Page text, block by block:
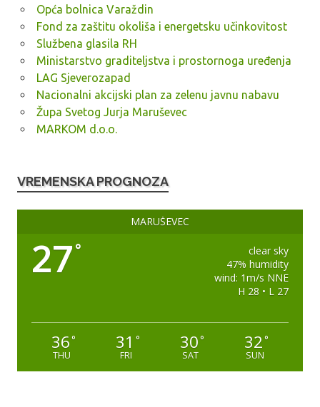
Opća bolnica Varaždin
Fond za zaštitu okoliša i energetsku učinkovitost
Službena glasila RH
Ministarstvo graditeljstva i prostornoga uređenja
LAG Sjeverozapad
Nacionalni akcijski plan za zelenu javnu nabavu
Župa Svetog Jurja Maruševec
MARKOM d.o.o.
VREMENSKA PROGNOZA
MARUŠEVEC
27°
clear sky
47% humidity
wind: 1m/s NNE
H 28 • L 27
36°
THU
31 °
FRI
30°
SAT
32°
SUN